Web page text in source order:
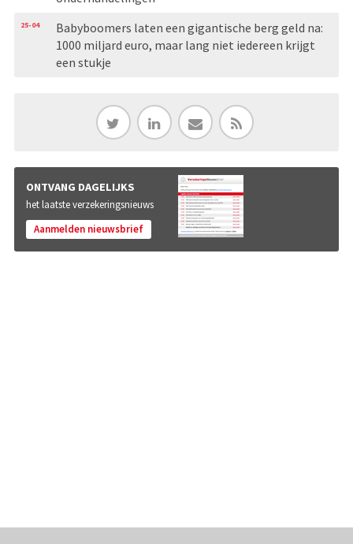
25-04
Babyboomers laten een gigantische berg geld na:
1000 miljard euro, maar lang niet iedereen krijgt
een stukje
ONTVANG DAGELIJKS
het laatste verzekeringsnieuws
Aanmelden nieuwsbrief